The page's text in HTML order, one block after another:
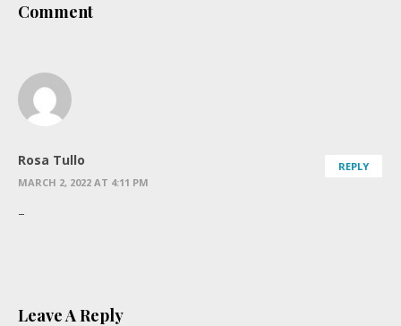
Comment
Rosa Tullo
REPLY
MARCH 2, 2022 AT 4:11 PM
–
Leave A Reply